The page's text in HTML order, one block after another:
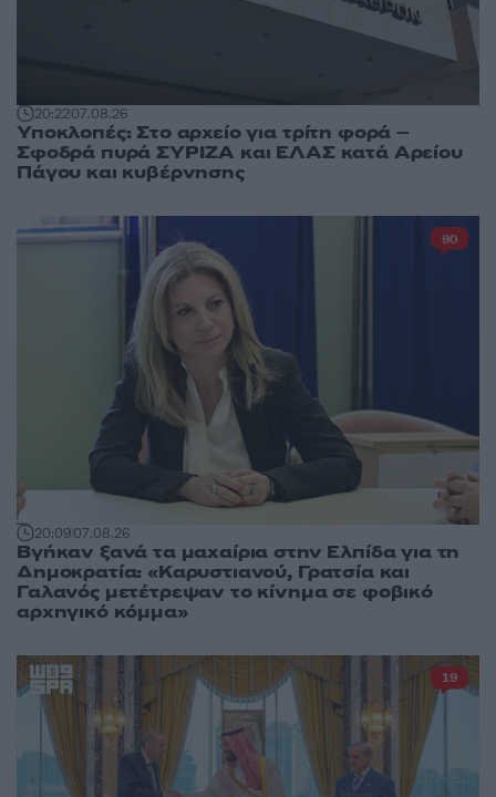
20:2207.08.26
Υποκλοπές: Στο αρχείο για τρίτη φορά –
Σφοδρά πυρά ΣΥΡΙΖΑ και ΕΛΑΣ κατά Αρείου
Πάγου και κυβέρνησης
20:0907.08.26
Βγήκαν ξανά τα μαχαίρια στην Ελπίδα για τη
Δημοκρατία: «Καρυστιανού, Γρατσία και
Γαλανός μετέτρεψαν το κίνημα σε φοβικό
αρχηγικό κόμμα»
90
19